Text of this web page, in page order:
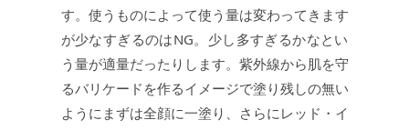
す。使うものによって使う量は変わってきます
が少なすぎるのはNG。少し多すぎるかなとい
う量が適量だったりします。紫外線から肌を守
るバリケードを作るイメージで塗り残しの無い
ようにまずは全顔に一塗り、さらにレッド・イ